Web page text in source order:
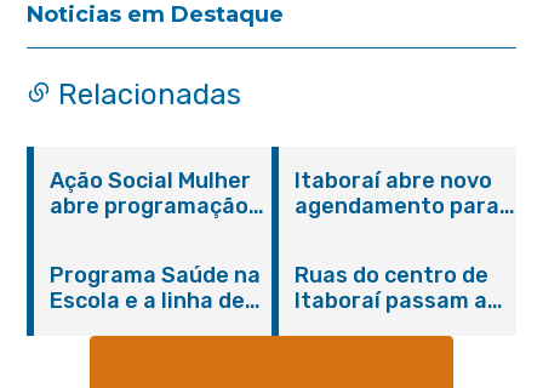
Noticias em Destaque
Relacionadas
Ação Social Mulher
abre programação
serviços gratuitos e
orientações
Itaboraí abre novo
agendamento para
Programa Saúde na
Escola e a linha de
Ruas do centro de
Itaboraí passam a